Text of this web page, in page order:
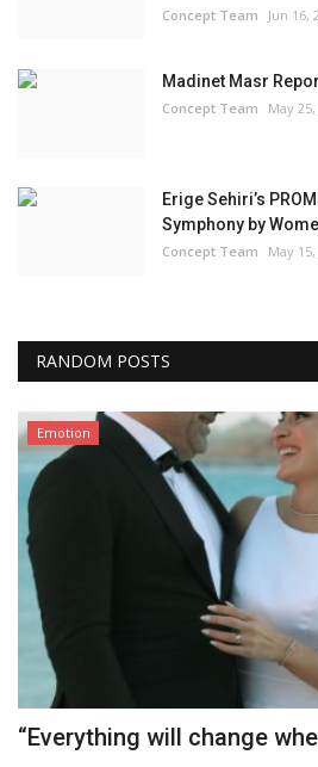
Concept Team Jun 16,
Madinet Masr
Concept Team May
Erige Sehiri’s
Symphony by
Concept Team May
RANDOM POSTS
Emotion
“Everything will change